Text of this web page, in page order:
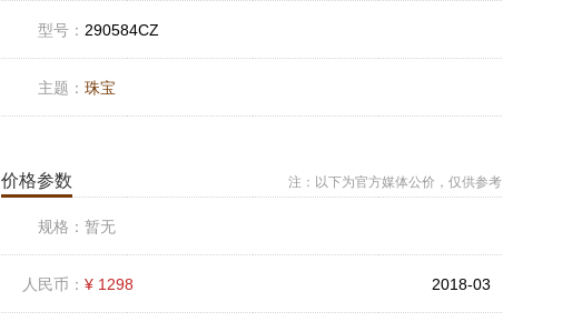
型号： 290584CZ
主题： 珠宝
价格参数 注：以下为官方媒体公价，仅供参考
规格： 暂无
人民币： ¥ 1298 2018-03